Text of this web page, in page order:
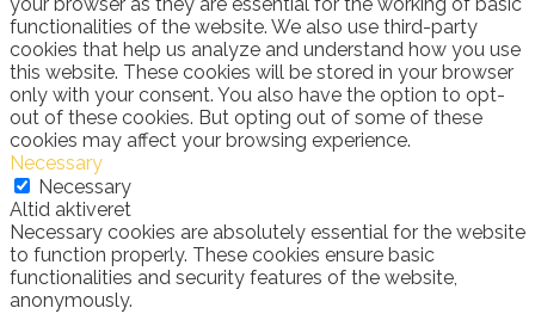
functionalities of the website. We also use third-party
cookies that help us analyze and understand how you use
this website. These cookies will be stored in your browser
only with your consent. You also have the option to opt-
out of these cookies. But opting out of some of these
cookies may affect your browsing experience.
Necessary
Necessary
Altid aktiveret
Necessary cookies are absolutely essential for the website
to function properly. These cookies ensure basic
functionalities and security features of the website,
anonymously.